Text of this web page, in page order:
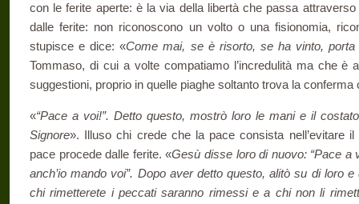
con le ferite aperte: è la via della libertà che passa
dalle ferite: non ricono­scono un volto o una fisionomia,
stupisce e dice: «Come mai, se è risorto, se ha vinto,
Tommaso, di cui a volte compatiamo l’incredulità ma che è
suggestioni, proprio in quelle piaghe soltanto trova la conferma
«“Pace a voi!”. Detto questo, mostrò loro le mani e il
Signore». Illuso chi crede che la pace consista nell’evitare
pace procede dalle ferite. «Gesù disse loro di nuovo: “Pace
anch’io mando voi”. Dopo aver detto questo, alitò su di loro
chi rimetterete i peccati saranno rimessi e a chi non li